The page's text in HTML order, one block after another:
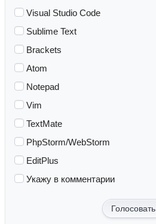
Visual Studio Code
Sublime Text
Brackets
Atom
Notepad
Vim
TextMate
PhpStorm/WebStorm
EditPlus
Укажу в комментарии
Голосовать